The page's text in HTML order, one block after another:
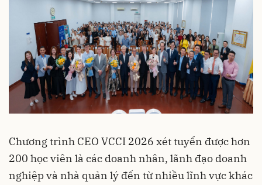
Chương trình CEO VCCI 2026 xét tuyển được hơn
200 học viên là các doanh nhân, lãnh đạo doanh
nghiệp và nhà quản lý đến từ nhiều lĩnh vực khác